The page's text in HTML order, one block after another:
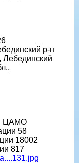
р-н
Лебединский
ЦАМО
58
18002
817